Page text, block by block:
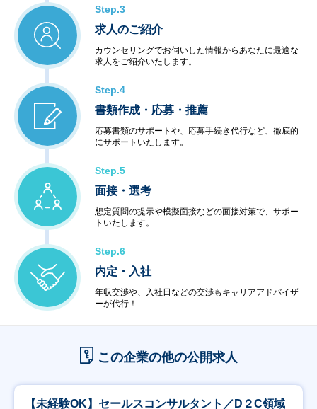
Step.3
求人のご紹介
カウンセリングでお伺いした情報からあなたに最適な
求人をご紹介いたします。
Step.4
書類作成・応募・推薦
応募書類のサポートや、応募手続き代行など、徹底的
にサポートいたします。
Step.5
面接・選考
想定質問の提示や模擬面接などの面接対策で、サポー
トいたします。
Step.6
内定・入社
年収交渉や、入社日などの交渉もキャリアアドバイザ
ーが代行！
この企業の他の公開求人
【未経験OK】セールスコンサルタント／D２C領域